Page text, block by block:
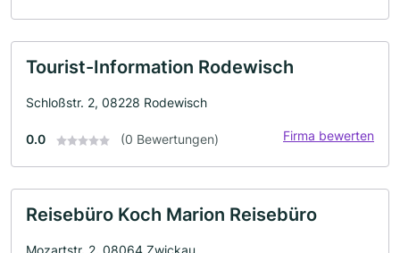
Tourist-Information Rodewisch
Schloßstr. 2, 08228 Rodewisch
0.0 (0 Bewertungen) Firma bewerten
Reisebüro Koch Marion Reisebüro
Mozartstr. 2, 08064 Zwickau